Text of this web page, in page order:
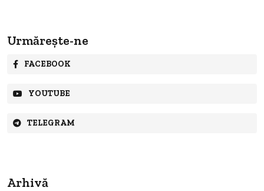
Urmărește-ne
FACEBOOK
YOUTUBE
TELEGRAM
Arhivă